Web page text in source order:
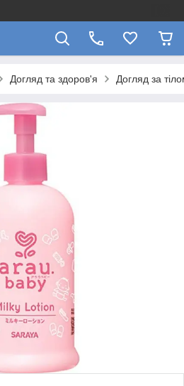
Догляд та здоров'я Догляд за